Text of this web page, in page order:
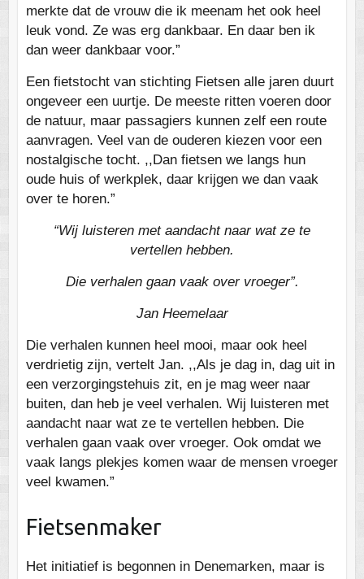
merkte dat de vrouw die ik meenam het ook heel
leuk vond. Ze was erg dankbaar. En daar ben ik
dan weer dankbaar voor.”
Een fietstocht van stichting Fietsen alle jaren duurt
ongeveer een uurtje. De meeste ritten voeren door
de natuur, maar passagiers kunnen zelf een route
aanvragen. Veel van de ouderen kiezen voor een
nostalgische tocht. ,,Dan fietsen we langs hun
oude huis of werkplek, daar krijgen we dan vaak
over te horen.”
“Wij luisteren met aandacht naar wat ze te
vertellen hebben.
Die verhalen gaan vaak over vroeger”.
Jan Heemelaar
Die verhalen kunnen heel mooi, maar ook heel
verdrietig zijn, vertelt Jan. ,,Als je dag in, dag uit in
een verzorgingstehuis zit, en je mag weer naar
buiten, dan heb je veel verhalen. Wij luisteren met
aandacht naar wat ze te vertellen hebben. Die
verhalen gaan vaak over vroeger. Ook omdat we
vaak langs plekjes komen waar de mensen vroeger
veel kwamen.”
Fietsenmaker
Het initiatief is begonnen in Denemarken, maar is